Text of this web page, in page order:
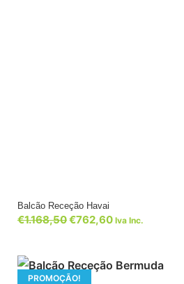
Balcão Receção Havai
€1.168,50€762,60 Iva Inc.
PROMOÇÃO!